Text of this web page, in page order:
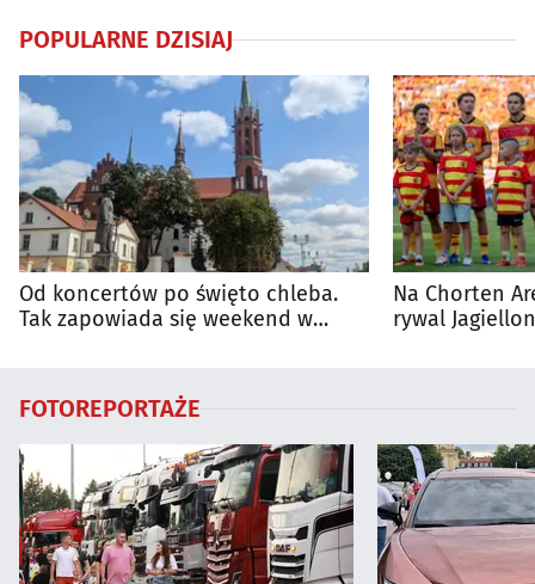
POPULARNE DZISIAJ
Od koncertów po święto chleba.
Tak zapowiada się weekend w
Na Chorten
rywal
FOTOREPORTAŻE